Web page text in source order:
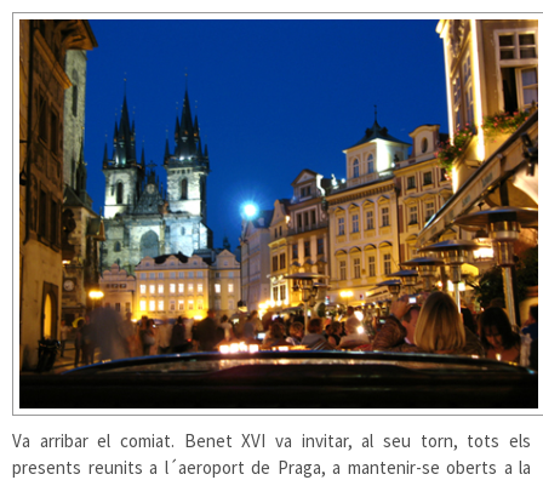
Va arribar el comiat. Benet XVI va invitar, al seu torn, tots els
presents reunits a l´aeroport de Praga, a mantenir-se oberts a la